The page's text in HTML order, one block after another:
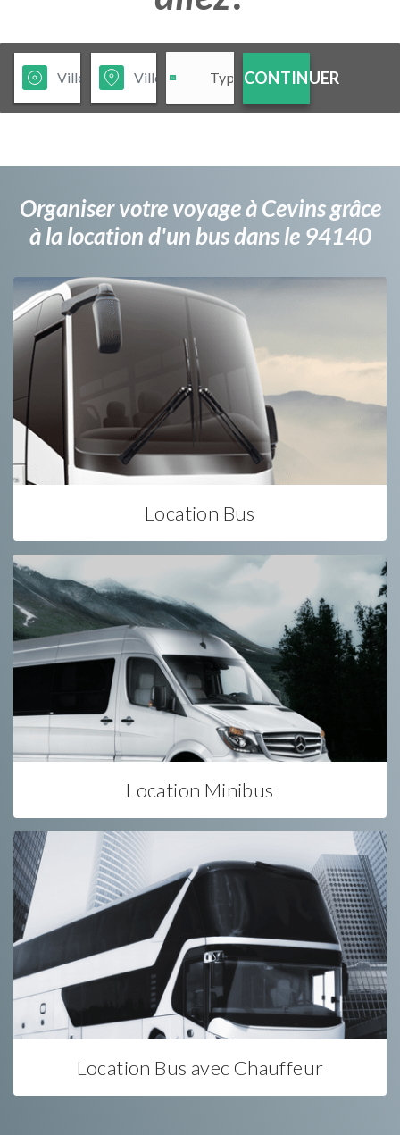
CONTINUER
Organiser votre voyage à Cevins grâce
à la location d'un bus dans le 94140
Location Bus
Location Minibus
Location Bus avec Chauffeur